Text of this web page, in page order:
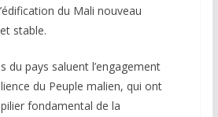
du Mali nouveau
stable.
du pays saluent l’engagement
du Peuple malien, qui ont
fondamental de la